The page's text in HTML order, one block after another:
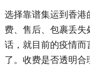
选择靠谱集运到香港
费、售后、包裹丢
话，就目前的疫情而
了。收费是否透明